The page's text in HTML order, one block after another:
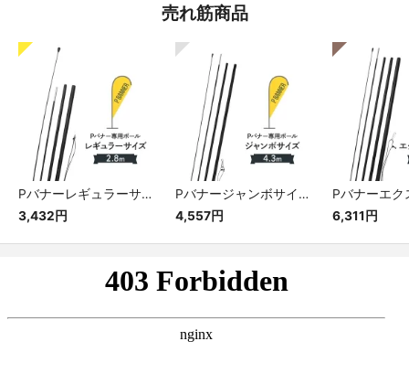
売れ筋商品
Pバナーレギュラーサイズ専用ポール
3,432円
Pバナージャンボサイズ専用ポール
4,557円
6,311円